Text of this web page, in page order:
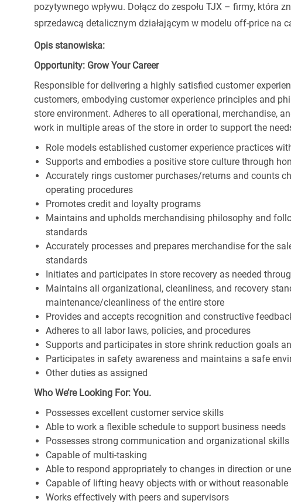
pozytywnego wpływu. Dołącz do zespołu TJX – firmy, która
sprzedawcą detalicznym działającym w modelu off-price na
Opis stanowiska:
Opportunity: Grow Your Career
Responsible for delivering a highly satisfied customer
customers, embodying customer experience principles and
store environment. Adheres to all operational, merchandise,
work in multiple areas of the store in order to support the
Role models established customer experience practices
Supports and embodies a positive store culture through
Accurately rings customer purchases/returns and counts
operating procedures
Promotes credit and loyalty programs
Maintains and upholds merchandising philosophy and
standards
Accurately processes and prepares merchandise for the
standards
Initiates and participates in store recovery as needed
Maintains all organizational, cleanliness, and recovery
maintenance/cleanliness of the entire store
Provides and accepts recognition and constructive
Adheres to all labor laws, policies, and procedures
Supports and participates in store shrink reduction goals
Participates in safety awareness and maintains a safe
Other duties as assigned
Who We’re Looking For: You.
Possesses excellent customer service skills
Able to work a flexible schedule to support business needs
Possesses strong communication and organizational
Capable of multi-tasking
Able to respond appropriately to changes in direction or
Capable of lifting heavy objects with or without
Works effectively with peers and supervisors